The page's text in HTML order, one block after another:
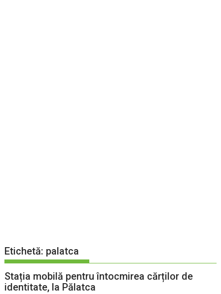
Etichetă: palatca
Stația mobilă pentru întocmirea cărților de
identitate, la Pălatca